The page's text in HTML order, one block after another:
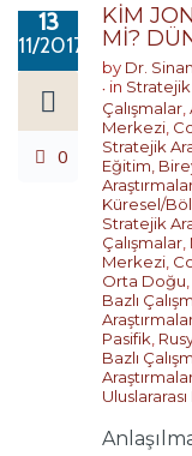
13
11/2017
0
KİM
Mİ?
by Dr.
in
Çalışmalar
Merkezi
Stratejik
Eğitim,
Küresel/
Stratejik
Çalışmalar
Merkezi
Orta Doğu
Bazlı
Pasifik
Bazlı